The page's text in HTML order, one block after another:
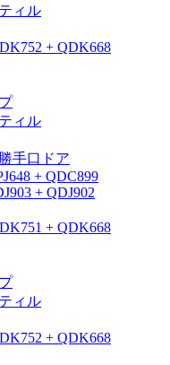
ィル
+ QDK668
ィル
手口ドア
+ QDC899
+ QDJ902
+ QDK668
ィル
+ QDK668